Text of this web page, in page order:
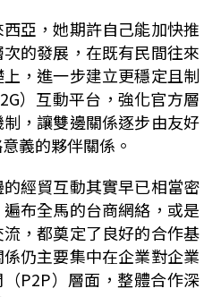
亞，她期許自己能加快推
的發展，在既有民間往來
，進一步建立更穩定且制
）互動平台，強化官方層
，讓雙邊關係逐步由友好
義的夥伴關係。
經貿互動其實早已相當密
布全馬的台商網絡，或是
，都奠定了良好的合作基
仍主要集中在企業對企業
P2P）層面，整體合作深